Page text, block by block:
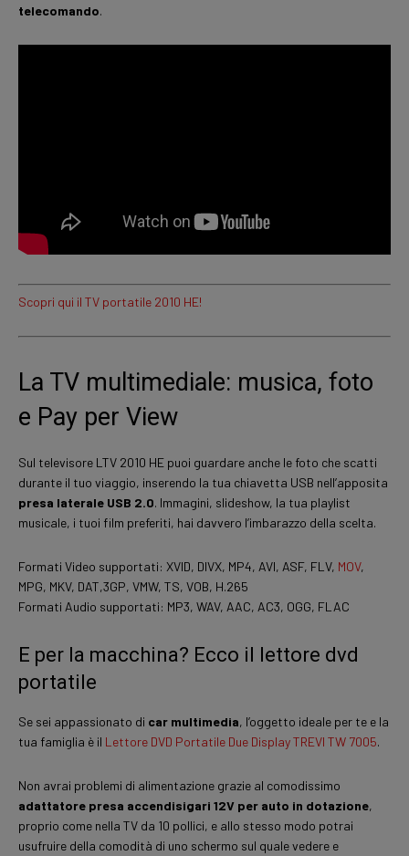
telecomando.
Scopri qui il TV portatile 2010 HE!
La TV multimediale: musica, foto
e Pay per View
Sul televisore LTV 2010 HE puoi guardare anche le foto che scatti
durante il tuo viaggio, inserendo la tua chiavetta USB nell’apposita
presa laterale USB 2.0. Immagini, slideshow, la tua playlist
musicale, i tuoi film preferiti, hai davvero l’imbarazzo della scelta.
Formati Video supportati: XVID, DIVX, MP4, AVI, ASF, FLV, MOV,
MPG, MKV, DAT,3GP, VMW, TS, VOB, H.265
Formati Audio supportati: MP3, WAV, AAC, AC3, OGG, FLAC
E per la macchina? Ecco il lettore dvd
portatile
Se sei appassionato di car multimedia, l’oggetto ideale per te e la
tua famiglia è il Lettore DVD Portatile Due Display TREVI TW 7005.
Non avrai problemi di alimentazione grazie al comodissimo
adattatore presa accendisigari 12V per auto in dotazione,
proprio come nella TV da 10 pollici, e allo stesso modo potrai
usufruire della comodità di uno schermo sul quale vedere e